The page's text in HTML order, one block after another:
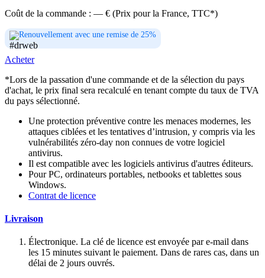
Coût de la commande : — € (Prix pour la France, TTC*)
Renouvellement avec une remise de 25%
Acheter
*Lors de la passation d'une commande et de la sélection du pays
d'achat, le prix final sera recalculé en tenant compte du taux de TVA
du pays sélectionné.
Une protection préventive contre les menaces modernes, les
attaques ciblées et les tentatives d’intrusion, y compris via les
vulnérabilités zéro-day non connues de votre logiciel
antivirus.
Il est compatible avec les logiciels antivirus d'autres éditeurs.
Pour PC, ordinateurs portables, netbooks et tablettes sous
Windows.
Contrat de licence
Livraison
Électronique. La clé de licence est envoyée par e-mail dans
les 15 minutes suivant le paiement. Dans de rares cas, dans un
délai de 2 jours ouvrés.